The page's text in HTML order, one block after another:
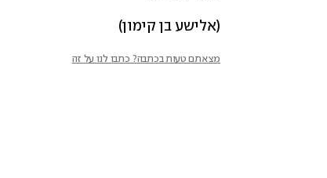
(אלישע בן קימון)
מצאתם טעות בכתבה? כתבו לנו על זה